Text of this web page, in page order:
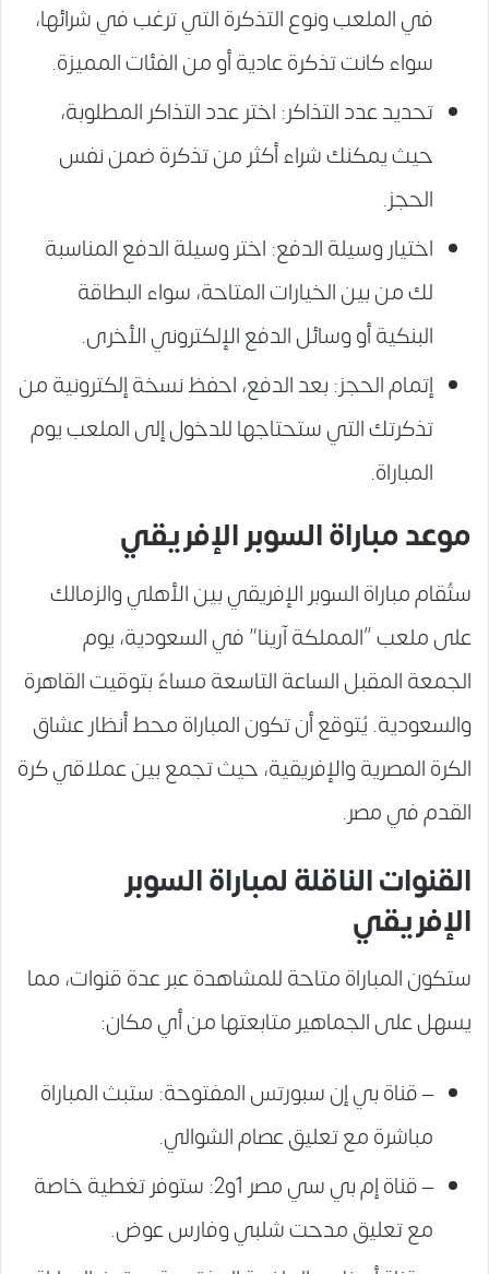
في الملعب ونوع التذكرة التي ترغب في شرائها،
سواء كانت تذكرة عادية أو من الفئات المميزة.
تحديد عدد التذاكر: اختر عدد التذاكر المطلوبة،
حيث يمكنك شراء أكثر من تذكرة ضمن نفس
الحجز.
اختيار وسيلة الدفع: اختر وسيلة الدفع المناسبة
لك من بين الخيارات المتاحة، سواء البطاقة
البنكية أو وسائل الدفع الإلكتروني الأخرى.
إتمام الحجز: بعد الدفع، احفظ نسخة إلكترونية من
تذكرتك التي ستحتاجها للدخول إلى الملعب يوم
المباراة.
موعد مباراة السوبر الإفريقي
ستُقام مباراة السوبر الإفريقي بين الأهلي والزمالك
على ملعب “المملكة آرينا” في السعودية، يوم
الجمعة المقبل الساعة التاسعة مساءً بتوقيت القاهرة
والسعودية. يُتوقع أن تكون المباراة محط أنظار عشاق
الكرة المصرية والإفريقية، حيث تجمع بين عملاقي كرة
القدم في مصر.
القنوات الناقلة لمباراة السوبر
الإفريقي
ستكون المباراة متاحة للمشاهدة عبر عدة قنوات، مما
يسهل على الجماهير متابعتها من أي مكان:
– قناة بي إن سبورتس المفتوحة: ستبث المباراة
مباشرة مع تعليق عصام الشوالي.
– قناة إم بي سي مصر 1و2: ستوفر تغطية خاصة
مع تعليق مدحت شلبي وفارس عوض.